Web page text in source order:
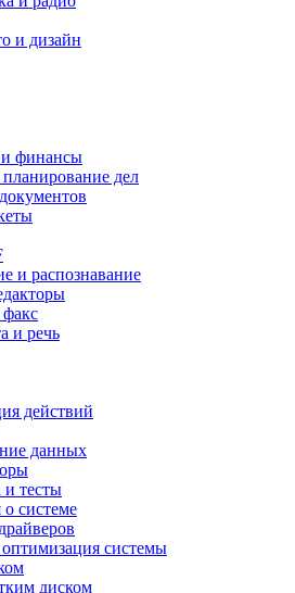
и дизайн
и финансы
дел
и распознавание
и речь
действий
данных
и тесты
системе
системы
диском